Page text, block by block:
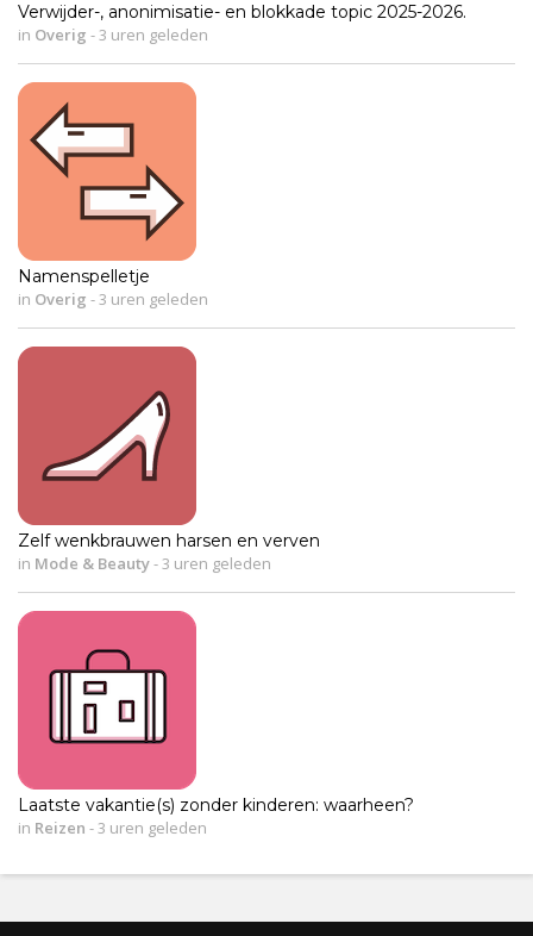
Verwijder-, anonimisatie- en blokkade topic 2025-2026.
in Overig -3 uren geleden
Namenspelletje
in Overig -3 uren geleden
Zelf wenkbrauwen harsen en verven
in Mode & Beauty-3 uren geleden
Laatste vakantie(s) zonder kinderen: waarheen?
in Reizen -3 uren geleden